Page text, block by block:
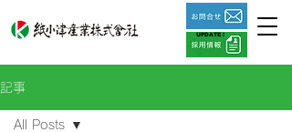
UPDATE !
記事
All Posts